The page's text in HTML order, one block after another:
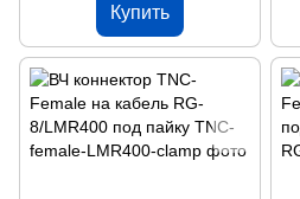
Купить